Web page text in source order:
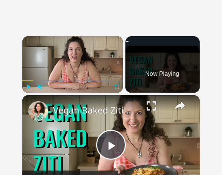
×
Fullscreen
Now Playing
×
Play
Vegan Baked Ziti with Lentils, Tofu Ricotta, and Cashew Mozzarella